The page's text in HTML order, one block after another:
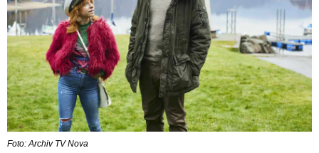
Foto: Archiv TV Nova